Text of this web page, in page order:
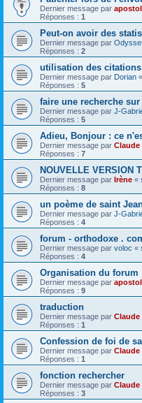
Dernier message par
Réponses : 1
Peut-on avoir des
Dernier message par
Réponses : 2
utilisation des citations
Dernier message par Dorian «
Réponses : 5
faire une recherche
Dernier message par J-
Réponses : 5
Adieu, Bonjour : ce
Dernier message par Claude
Réponses : 7
NOUVELLE VERSION
Dernier message par Irène «
Réponses : 8
un poème de saint
Dernier message par J-
Réponses : 4
forum - orthodoxe .
Dernier message par voloc «
Réponses : 4
Organisation du forum
Dernier message par
Réponses : 9
traduction
Dernier message par Claude
Réponses : 1
Confession de foi de
Dernier message par Claude
Réponses : 1
fonction rechercher
Dernier message par Claude
Réponses : 3